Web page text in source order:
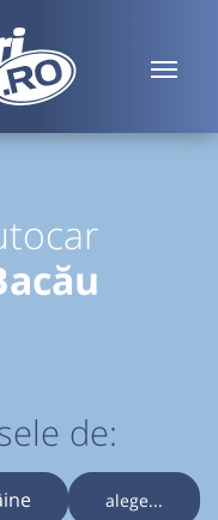
de:
alege...